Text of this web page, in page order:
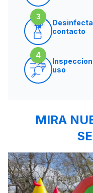
3
contacto
4
uso
MIRA